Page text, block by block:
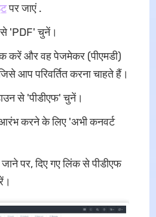
पर जाएं .
से 'PDF' चुनें।
करें और वह पेजमेकर (पीएमडी)
आप परिवर्तित करना चाहते हैं।
से 'पीडीएफ' चुनें।
करने के लिए 'अभी कनवर्ट
जाने पर, दिए गए लिंक से पीडीएफ